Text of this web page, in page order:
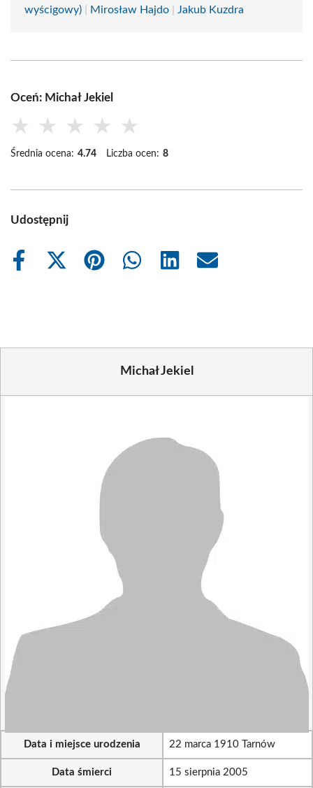
wyścigowy) Mirosław Hajdo Jakub Kuzdra
Oceń: Michał Jekiel
★ ★ ★ ★ ★
Średnia ocena: 4.74 Liczba ocen: 8
Udostępnij
Share
Share
Share
Share
Share
Share
Michał Jekiel
Data i miejsce urodzenia 22 marca 1910 Tarnów
Data śmierci 15 sierpnia 2005